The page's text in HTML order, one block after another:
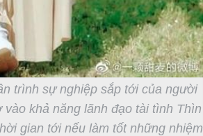
trình sự nghiệp sắp tới của người
khả năng lãnh đạo tài tình Thìn
gian tới nếu làm tốt những nhiệm